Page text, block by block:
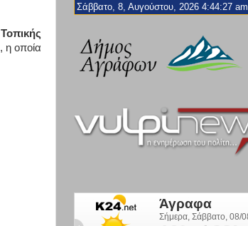
Τοπικής
, η οποία
Σάββατο, 8, Αυγούστου, 2026 4:44:28 am